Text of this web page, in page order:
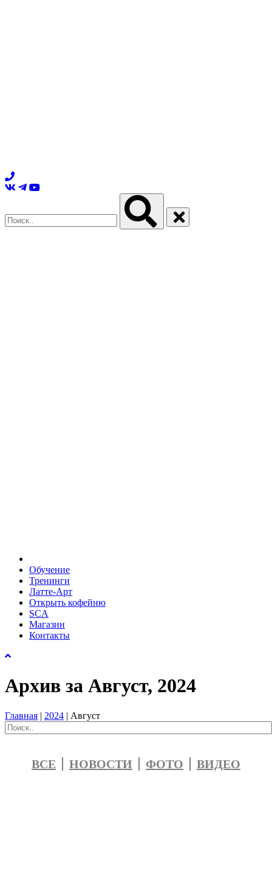
Обучение
Тренинги
Латте-Арт
Открыть кофейню
SCA
Магазин
Контакты
Архив за Август, 2024
Главная | 2024 | Август
ВСЕ НОВОСТИ ФОТО ВИДЕО